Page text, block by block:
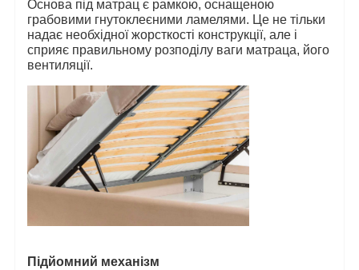
Основа під матрац є рамкою, оснащеною
грабовими гнутоклеєними ламелями. Це не тільки
надає необхідної жорсткості конструкції, але і
сприяє правильному розподілу ваги матраца, його
вентиляції.
Підйомний механізм